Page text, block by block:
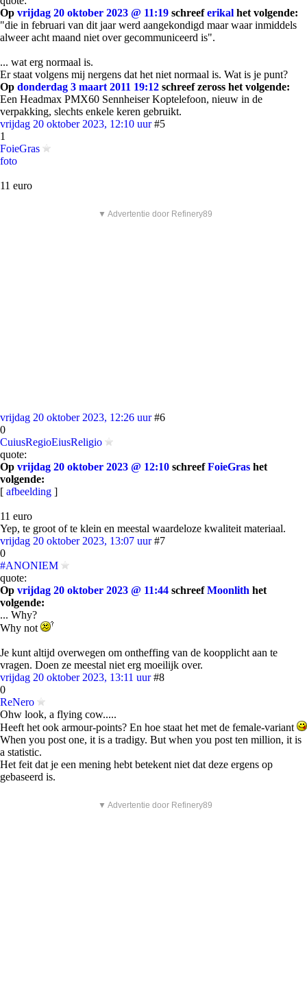
Op vrijdag 20 oktober 2023 @ 11:19 schreeferikal het volgende:
"die in februari van dit jaar werd aangekondigd maar waar inmiddels
alweer acht maand niet over gecommuniceerd is".
... wat erg normaal is.
Er staat volgens mij nergens dat het niet normaal is. Wat is je punt?
Op donderdag 3 maart 2011 19:12 schreef zeross het volgende:
Een Headmax PMX60 Sennheiser Koptelefoon, nieuw in de
verpakking, slechts enkele keren gebruikt.
vrijdag 20 oktober 2023, 12:10 uur #5
1
FoieGras
foto
11 euro
▼ Advertentie door Refinery89
vrijdag 20 oktober 2023, 12:26 uur #6
0
CuiusRegioEiusReligio
quote:
Op vrijdag 20 oktober 2023 @ 12:10 schreefFoieGras het
volgende:
[ afbeelding ]
11 euro
Yep, te groot of te klein en meestal waardeloze kwaliteit materiaal.
vrijdag 20 oktober 2023, 13:07 uur #7
0
#ANONIEM
quote:
Op vrijdag 20 oktober 2023 @ 11:44 schreefMoonlith het
volgende:
... Why?
Why not
Je kunt altijd overwegen om ontheffing van de koopplicht aan te
vragen. Doen ze meestal niet erg moeilijk over.
vrijdag 20 oktober 2023, 13:11 uur #8
0
ReNero
Ohw look, a flying cow.....
Heeft het ook armour-points? En hoe staat het met de female-variant
When you post one, it is a tradigy. But when you post ten million, it is
a statistic.
Het feit dat je een mening hebt betekent niet dat deze ergens op
gebaseerd is.
▼ Advertentie door Refinery89